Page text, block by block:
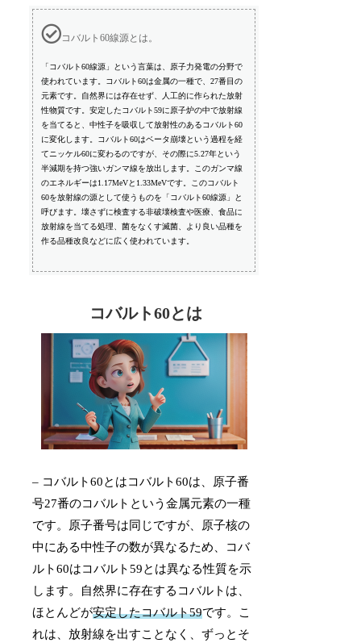
コバルト60線源とは。
「コバルト60線源」という言葉は、原子力発電の分野で
使われています。コバルト60は金属の一種で、27番目の
元素です。自然界には存在せず、人工的に作られた放射
性物質です。安定したコバルト59に原子炉の中で放射線
を当てると、中性子を吸収して放射性のあるコバルト60
に変化します。コバルト60はベータ崩壊という過程を経
てニッケル60に変わるのですが、その際に5.27年という
半減期を持つ強いガンマ線を放出します。このガンマ線
のエネルギーは1.17MeVと1.33MeVです。このコバルト
60を放射線の源として使うものを「コバルト60線源」と
呼びます。壊さずに検査する非破壊検査や医療、食品に
放射線を当てる処理、菌をなくす滅菌、より良い品種を
作る品種改良などに広く使われています。
コバルト60とは
– コバルト60とはコバルト60は、原子番
号27番のコバルトという金属元素の一種
です。原子番号は同じですが、原子核の
中にある中性子の数が異なるため、コバ
ルト60はコバルト59とは異なる性質を示
します。自然界に存在するコバルトは、
ほとんどが安定したコバルト59です。こ
れは、放射線を出すことなく、ずっとそ